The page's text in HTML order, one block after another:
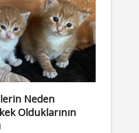
Neden
Olduklarının